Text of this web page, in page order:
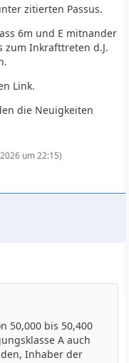
zitierten Passus.
6m und E mitnander
zum Inkrafttreten d.J.
Link.
die Neuigkeiten
um 22:15)
50,000 bis 50,400
A auch
Inhaber der